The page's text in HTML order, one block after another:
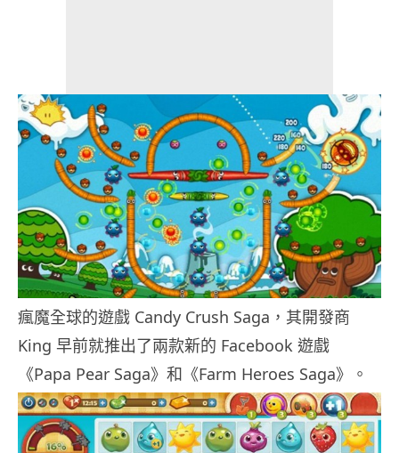
瘋魔全球的遊戲 Candy Crush Saga，其開發商
King 早前就推出了兩款新的 Facebook 遊戲
《Papa Pear Saga》和《Farm Heroes Saga》。